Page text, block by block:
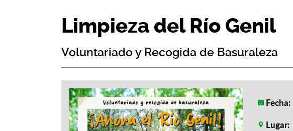
Limpieza del Río Genil
Voluntariado y Recogida de Basuraleza
Fecha:
Lugar: